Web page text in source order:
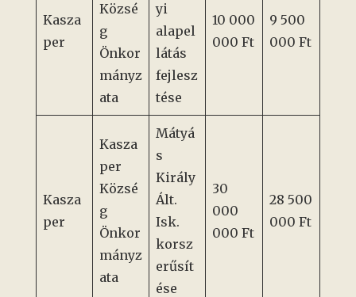
Kasza
per
Közsé
g
Önkor
mányz
ata
yi
alapel
látás
fejlesz
tése
10 000
000 Ft
9 500
000 Ft
Kasza
per
Kasza
per
Közsé
g
Önkor
mányz
ata
Mátyá
s
Király
Ált.
Isk.
korsz
erűsít
ése
30
000
000 Ft
28 500
000 Ft